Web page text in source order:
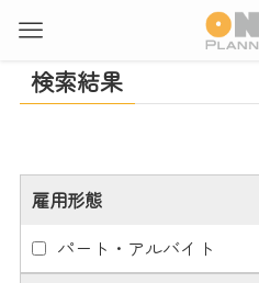
検索結果
雇用形態
パート・アルバイト